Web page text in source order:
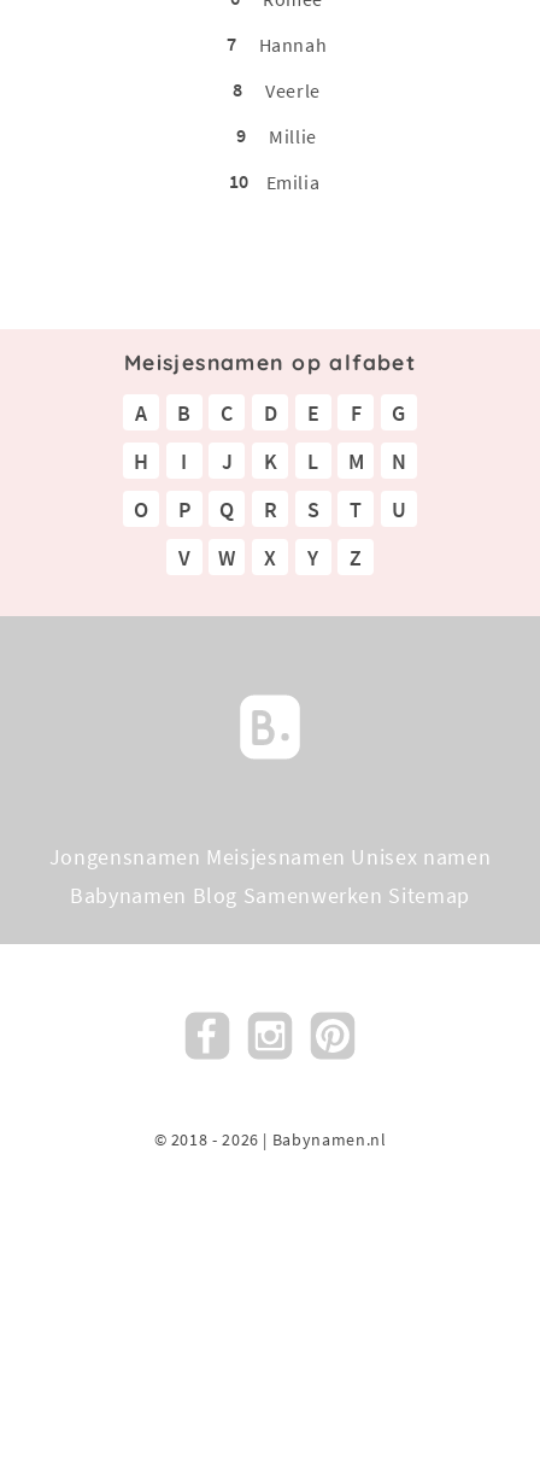
7
Hannah
8
Veerle
9
Millie
10
Emilia
Meisjesnamen op alfabet
A B C D E F
G
H
I J K L M
N
O
P Q R S T
U
V
W X Y Z
Jongensnamen Meisjesnamen Unisex namen
Babynamen Blog Samenwerken Sitemap
© 2018 - 2026 | Babynamen.nl